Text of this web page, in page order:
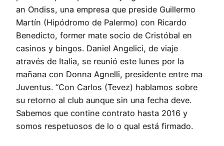
an Ondiss, una empresa que preside Guillermo
Martín (Hipódromo de Palermo) con Ricardo
Benedicto, former mate socio de Cristóbal en
casinos y bingos. Daniel Angelici, de viaje
através de Italia, se reunió este lunes por la
mañana con Donna Agnelli, presidente entre ma
Juventus. “Con Carlos (Tevez) hablamos sobre
su retorno al club aunque sin una fecha deve.
Sabemos que contine contrato hasta 2016 y
somos respetuosos de lo o qual está firmado.